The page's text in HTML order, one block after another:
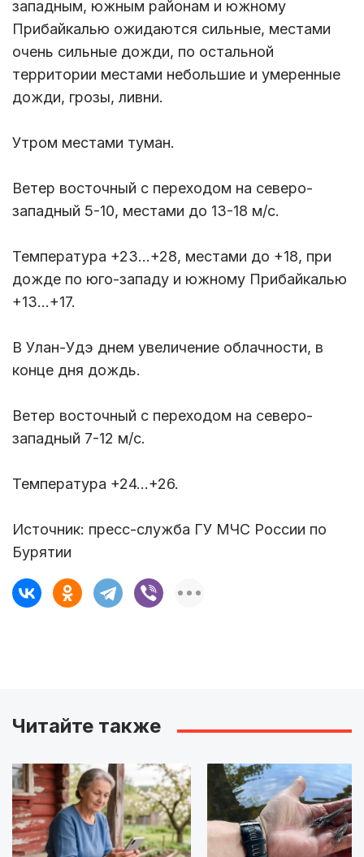
западным, южным районам и южному
Прибайкалью ожидаются сильные, местами
очень сильные дожди, по остальной
территории местами небольшие и умеренные
дожди, грозы, ливни.
Утром местами туман.
Ветер восточный с переходом на северо-
западный 5-10, местами до 13-18 м/с.
Температура +23...+28, местами до +18, при
дожде по юго-западу и южному Прибайкалью
+13...+17.
В Улан-Удэ днем увеличение облачности, в
конце дня дождь.
Ветер восточный с переходом на северо-
западный 7-12 м/с.
Температура +24...+26.
Источник: пресс-служба ГУ МЧС России по
Бурятии
Читайте также